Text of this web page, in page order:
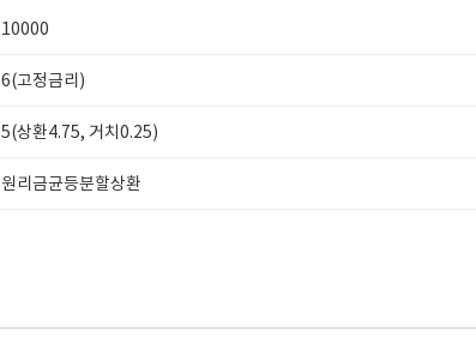
10000
6(고정금리)
5(상환4.75, 거치0.25)
원리금균등분할상환